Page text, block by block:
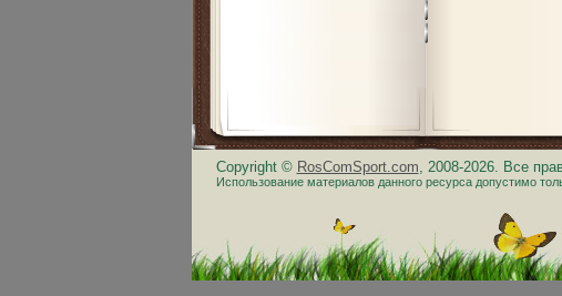
Copyright © RosComSport.com, 2008-2026. Все
Использование материалов данного ресурса допустимо